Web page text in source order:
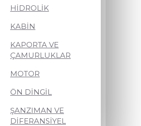
HİDROLİK
KABİN
KAPORTA VE
ÇAMURLUKLAR
MOTOR
ÖN DİNGİL
ŞANZIMAN VE
DİFERANSİYEL